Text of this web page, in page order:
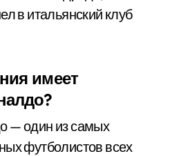
в итальянский клуб
имеет
— один из самых
футболистов всех